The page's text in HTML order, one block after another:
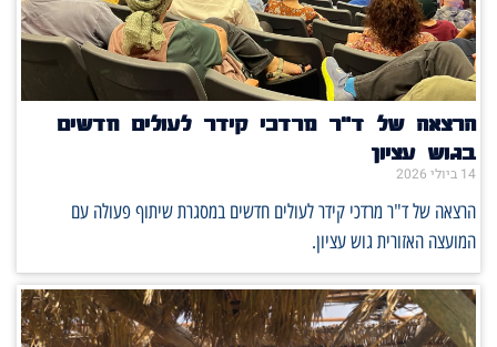
הרצאה של ד"ר מרדכי קידר לעולים חדשים
בגוש עציון
14 ביולי 2026
הרצאה של ד"ר מרדכי קידר לעולים חדשים במסגרת שיתוף פעולה עם
המועצה האזורית גוש עציון.